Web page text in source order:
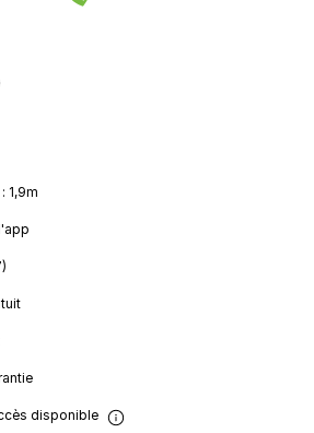
1,9m
disponible